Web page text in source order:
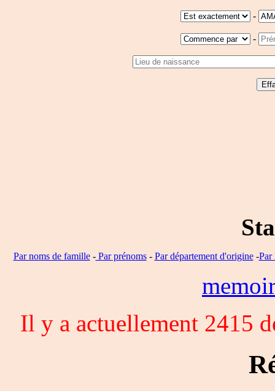
-
-
Par noms de famille-Par prénoms- Par département d'origine-Par
Il y a actuellement 2415